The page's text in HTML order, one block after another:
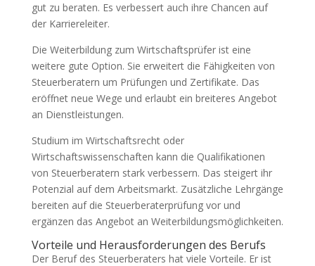
gut zu beraten. Es verbessert auch ihre Chancen auf
der Karriereleiter.
Die Weiterbildung zum Wirtschaftsprüfer ist eine
weitere gute Option. Sie erweitert die Fähigkeiten von
Steuerberatern um Prüfungen und Zertifikate. Das
eröffnet neue Wege und erlaubt ein breiteres Angebot
an Dienstleistungen.
Studium im Wirtschaftsrecht oder
Wirtschaftswissenschaften kann die Qualifikationen
von Steuerberatern stark verbessern. Das steigert ihr
Potenzial auf dem Arbeitsmarkt. Zusätzliche Lehrgänge
bereiten auf die Steuerberaterprüfung vor und
ergänzen das Angebot an Weiterbildungsmöglichkeiten.
Vorteile und Herausforderungen des Berufs
Der Beruf des Steuerberaters hat viele Vorteile. Er ist